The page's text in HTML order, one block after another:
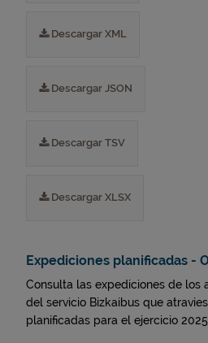
Descargar XML
Descargar JSON
Descargar TSV
Descargar XLSX
Expediciones planificadas -
Consulta las expediciones de los
del servicio Bizkaibus que
planificadas para el ejercicio 2025.